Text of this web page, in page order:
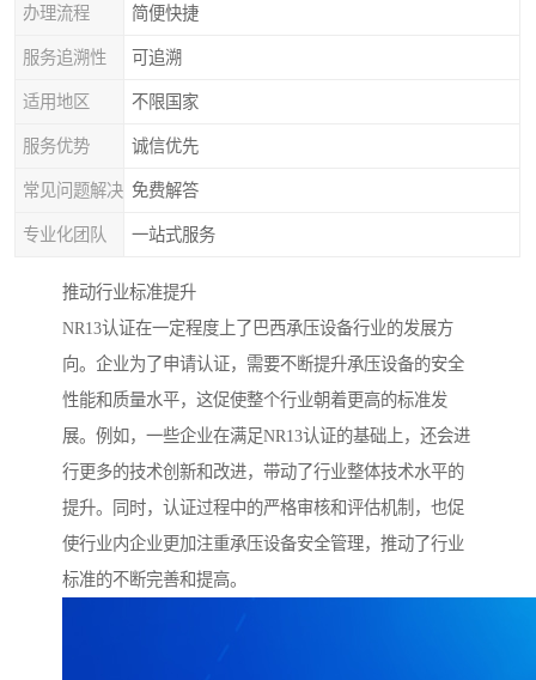
办理流程 简便快捷
服务追溯性 可追溯
适用地区 不限国家
服务优势 诚信优先
常见问题解决 免费解答
专业化团队 一站式服务
推动行业标准提升
NR13认证在一定程度上了巴西承压设备行业的发展方
向。企业为了申请认证，需要不断提升承压设备的安全
性能和质量水平，这促使整个行业朝着更高的标准发
展。例如，一些企业在满足NR13认证的基础上，还会进
行更多的技术创新和改进，带动了行业整体技术水平的
提升。同时，认证过程中的严格审核和评估机制，也促
使行业内企业更加注重承压设备安全管理，推动了行业
标准的不断完善和提高。